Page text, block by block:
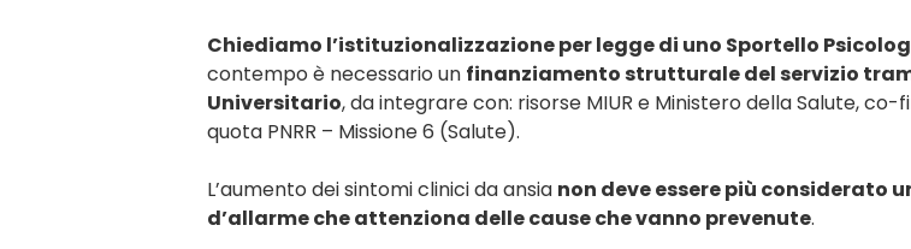
Chiediamo l’istituzionalizzazione per legge di uno Sportello
contempo è necessario un finanziamento strutturale del servizio
Universitario, da integrare con: risorse MIUR e Ministero della Salute,
quota PNRR – Missione 6 (Salute).
L’aumento dei sintomi clinici da ansia non deve essere più considerato
d’allarme che attenziona delle cause che vanno prevenute.